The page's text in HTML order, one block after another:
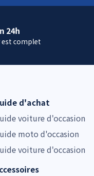
24h
est complet
d'achat
voiture d'occasion
moto d'occasion
voiture d'occasion